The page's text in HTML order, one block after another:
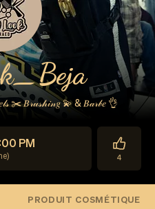
✂️ 𝐵𝓇𝓊𝓈𝒽𝒾𝓃𝑔 💫 & 𝐵𝒶𝓇𝒷𝑒 👌
PM
) 4
PRODUIT COSMÉTIQUE